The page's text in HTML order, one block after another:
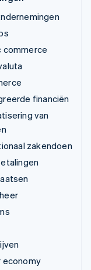
commerce
financiën
van
zakendoen
economy